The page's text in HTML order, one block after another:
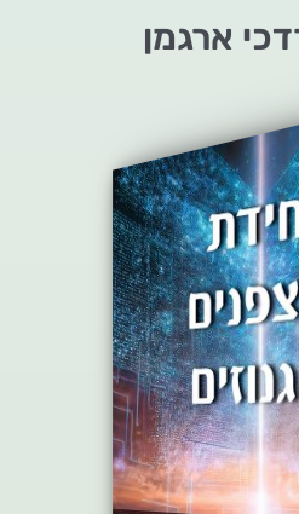
ארגמן